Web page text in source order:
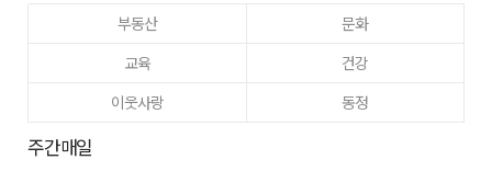
부동산
문화
교육
건강
이웃사랑
동정
주간매일